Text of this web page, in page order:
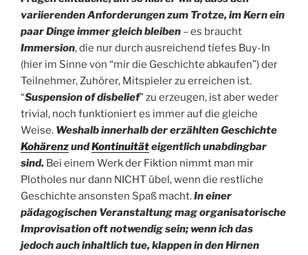
variierenden Anforderungen zum Trotze, im Kern ein
paar Dinge immer gleich bleiben – es braucht
Immersion, die nur durch ausreichend tiefes Buy-In
(hier im Sinne von “mir die Geschichte abkaufen”) der
Teilnehmer, Zuhörer, Mitspieler zu erreichen ist.
“Suspension of disbelief” zu erzeugen, ist aber weder
trivial, noch funktioniert es immer auf die gleiche
Weise. Weshalb innerhalb der erzählten Geschichte
KohärenzundKontinuitäteigentlich unabdingbar
sind. Bei einem Werk der Fiktion nimmt man mir
Plotholes nur dann NICHT übel, wenn die restliche
Geschichte ansonsten Spaß macht.In einer
pädagogischen Veranstaltung mag organisatorische
Improvisation oft notwendig sein; wenn ich das
jedoch auch inhaltlich tue, klappen in den Hirnen